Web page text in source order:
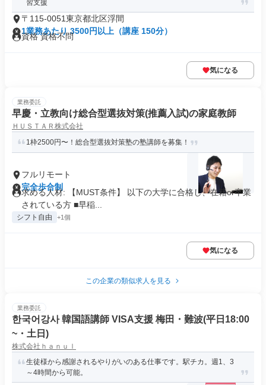
習支援
〒115-0051東京都北区浮間
1業務あたり 3500円以上（講座 150分）
資格 資格不問
気になる
業務委託
早慶・立教向け総合型選抜対策(推薦入試)の家庭教師
ＨＵＳＴＡＲ株式会社
1枠2500円〜！総合型選抜対策塾の塾講師を募集！
フルリモート
完全歩合制
求める人材: 【MUST条件】 以下の大学に合格し、在籍or卒業
されている方 ■早稲...
シフト自由 +1個
気になる
この企業の類似求人を見る
業務委託
한국어강사 韓国語講師 VISA支援 梅田・難波(平日18:00
~・土日)
株式会社ｈａｎｕｌ
生徒様から感謝されるやりがいのある仕事です。駅チカ。週1、3
～4時間から可能。